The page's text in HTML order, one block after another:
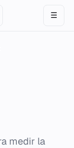
☰
medir la